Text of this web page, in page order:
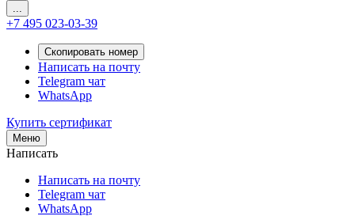
...
+7 495 023-03-39
Скопировать номер
Написать на почту
Telegram чат
WhatsApp
Купить сертификат
Меню
Написать
Написать на почту
Telegram чат
WhatsApp